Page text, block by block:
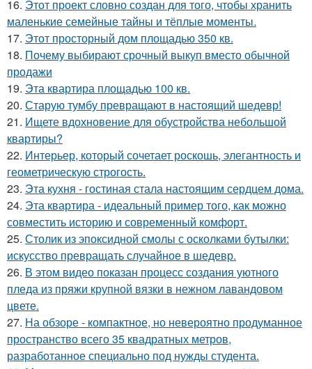
16. Этот проект словно создан для того, чтобы хранить
маленькие семейные тайны и тёплые моменты.
17. Этот просторный дом площадью 350 кв.
18. Почему выбирают срочный выкуп вместо обычной
продажи
19. Эта квартира площадью 100 кв.
20. Старую тумбу превращают в настоящий шедевр!
21. Ищете вдохновение для обустройства небольшой
квартиры?
22. Интерьер, который сочетает роскошь, элегантность и
геометрическую строгость.
23. Эта кухня - гостиная стала настоящим сердцем дома.
24. Эта квартира - идеальный пример того, как можно
совместить историю и современный комфорт.
25. Столик из эпоксидной смолы с осколками бутылки:
искусство превращать случайное в шедевр.
26. В этом видео показан процесс создания уютного
пледа из пряжи крупной вязки в нежном лавандовом
цвете.
27. На обзоре - компактное, но невероятно продуманное
пространство всего 35 квадратных метров,
разработанное специально под нужды студента.